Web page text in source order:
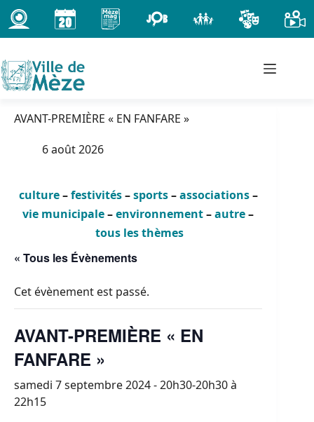
Passer
au
contenu
AVANT-PREMIÈRE « EN FANFARE »
6 août 2026
culture–festivités–sports–associations–
vie municipale–environnement–autre–
tous les thèmes
« Tous les Évènements
Cet évènement est passé.
AVANT-PREMIÈRE « EN
FANFARE »
samedi 7 septembre 2024 - 20h30-20h30à
22h15